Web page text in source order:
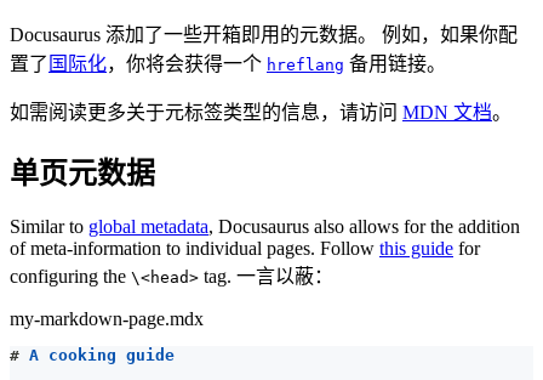
Docusaurus 添加了一些开箱即用的元数据。 例如，如果你配
置了 国际化，你将会获得一个 hreflang 备用链接。
如需阅读更多关于元标签类型的信息，请访问 MDN 文档。
单页元数据
Similar to global metadata, Docusaurus also allows for the addition
of meta-information to individual pages. Follow this guide for
configuring the \<head> tag. 一言以蔽：
my-markdown-page.mdx
# A cooking guide